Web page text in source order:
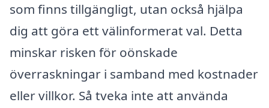
som finns tillgängligt, utan också hjälpa
dig att göra ett välinformerat val. Detta
minskar risken för oönskade
överraskningar i samband med kostnader
eller villkor. Så tveka inte att använda